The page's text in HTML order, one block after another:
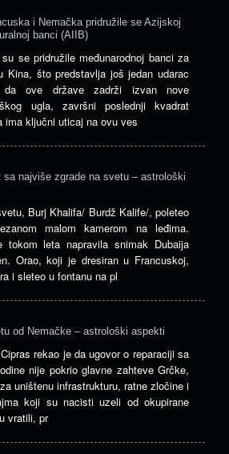
i Nemačka pridružile se Azijskoj
banci (AIIB)
se pridružile međunarodnoj banci za
Kina, što predstavlja još jedan udarac
da ove države zadrži izvan nove
ugla, završni poslednji kvadrat
ima ključni uticaj na ovu ves
najviše zgrade na svetu – astrološki
Burj Khalifa/ Burdž Kalife/, poleteo
malom kamerom na leđima.
tokom leta napravila snimak Dubaija
Orao, koji je dresiran u Francuskoj,
i sleteo u fontanu na pl
od Nemačke – astrološki aspekti
rekao je da ugovor o reparaciji sa
nije pokrio glavne zahteve Grčke,
uništenu infrastrukturu, ratne zločine i
koji su nacisti uzeli od okupirane
vratili, pr